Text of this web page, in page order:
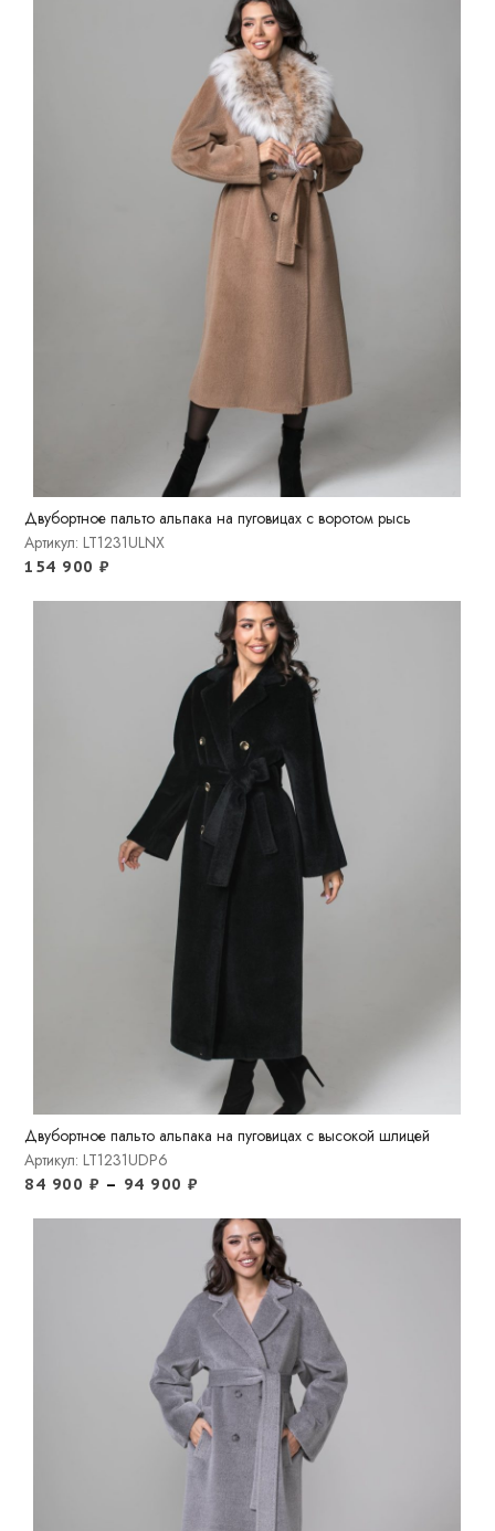
Двубортное пальто альпака на пуговицах с воротом рысь
Артикул: LT1231ULNX
154 900₽
Двубортное пальто альпака на пуговицах с высокой шлицей
Артикул: LT1231UDP6
84 900 ₽ – 94 900₽